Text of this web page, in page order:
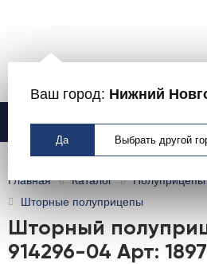
Ваш город: Нижний
Да Выбрать другой
Москва
Главная Каталог
Полуприцепы
Шторные полуприцепы
Шторный
914296-04 Арт: 1897